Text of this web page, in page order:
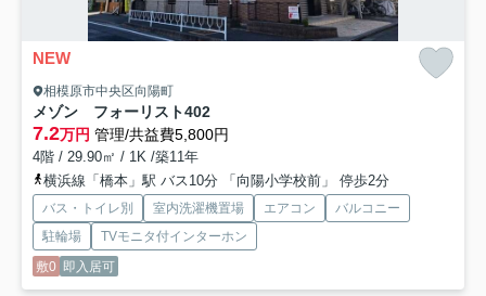
NEW
相模原市中央区向陽町
メゾン フォーリスト402
7.2万円 管理/共益費5,800円
4階 / 29.90㎡ / 1K /築11年
横浜線「橋本」駅 バス10分 「向陽小学校前」 停歩2分
バス・トイレ別 室内洗濯機置場 エアコン
バルコニー
駐輪場
TVモニタ付インターホン
敷0 即入居可